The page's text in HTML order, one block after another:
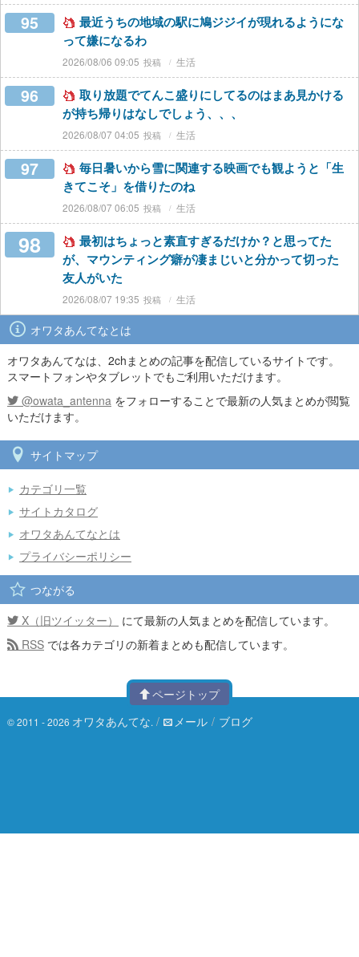
95
最近うちの地域の駅に鳩ジジイが現れるようにな
って嫌になるわ
2026/08/06 09:05 生活
96
取り放題でてんこ盛りにしてるのはまあ見かける
が持ち帰りはなしでしょう、、、
2026/08/07 04:05 生活
97
毎日暑いから雪に関連する映画でも観ようと「生
きてこそ」を借りたのね
2026/08/07 06:05 生活
98
最初はちょっと素直すぎるだけか？と思ってた
が、マウンティング癖が凄まじいと分かって切った
友人がいた
2026/08/07 19:35 生活
オワタあんてなとは
オワタあんてなは、2chまとめの記事を配信しているサイトです。
スマートフォンやタブレットでもご利用いただけます。
@owata_antenna をフォローすることで最新の人気まとめが閲覧
いただけます。
サイトマップ
カテゴリ一覧
サイトカタログ
オワタあんてなとは
プライバシーポリシー
つながる
X（旧ツイッター）
にて最新の人気まとめを配信しています。
RSS では各カテゴリの新着まとめも配信しています。
ページトップ
© 2011 - 2026 オワタあんてな. / メール / ブログ